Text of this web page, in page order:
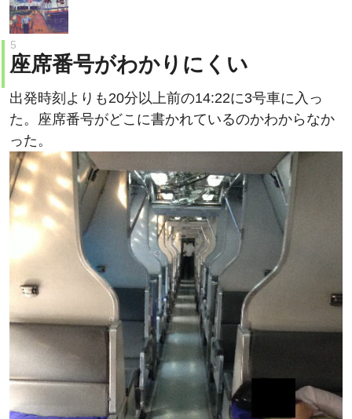
座席番号がわかりにくい
出発時刻よりも20分以上前の14:22に3号車に入っ
た。座席番号がどこに書かれているのかわからなか
った。